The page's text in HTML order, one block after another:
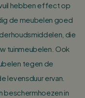
hebben effect op
de meubelen goed
die
tuinmeubelen. Ook
tegen de
levensduur ervan.
beschermhoezen in